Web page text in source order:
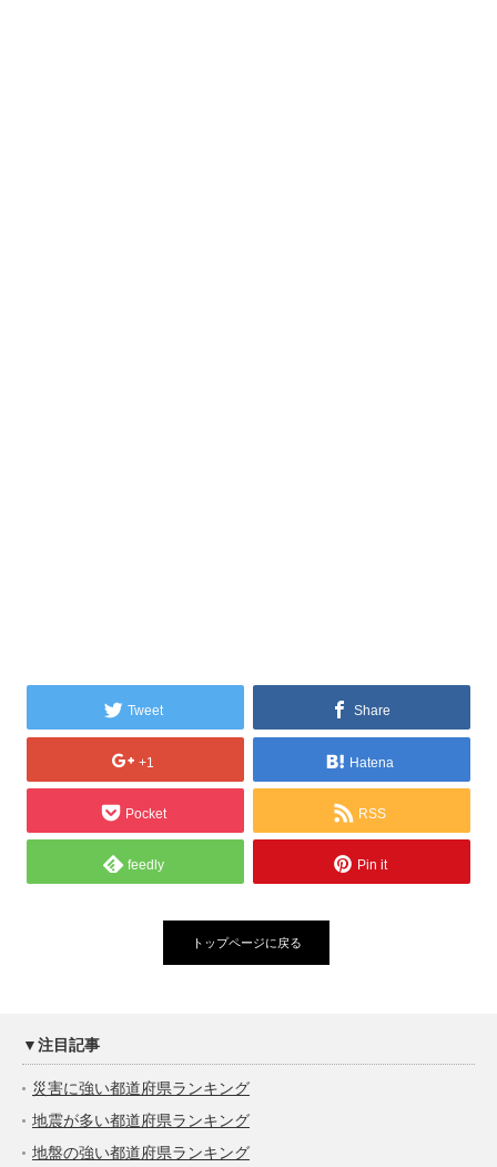
Tweet Share
+1 Hatena
Pocket RSS
feedly Pin it
トップページに戻る
▼注目記事
災害に強い都道府県ランキング
地震が多い都道府県ランキング
地盤の強い都道府県ランキング